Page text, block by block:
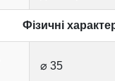
Фізичні
⌀ 35